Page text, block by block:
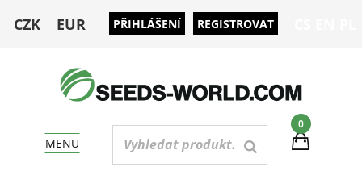
CZK EUR PŘIHLÁŠENÍ REGISTROVAT
0
MENU